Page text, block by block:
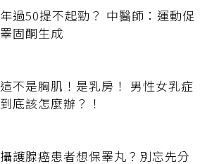
年過50提不起勁？ 中醫師：運動促
睪固酮生成
這不是胸肌！是乳房！ 男性女乳症
到底該怎麼辦？！
攝護腺癌患者想保睪丸？別忘先分